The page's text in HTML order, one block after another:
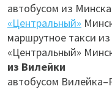
автобусом из
«Центральный»
маршрутное такси
«Центральный»
из Вилейки
автобусом